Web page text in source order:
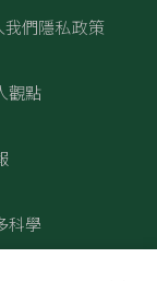
我們隱私政策
觀點
科學